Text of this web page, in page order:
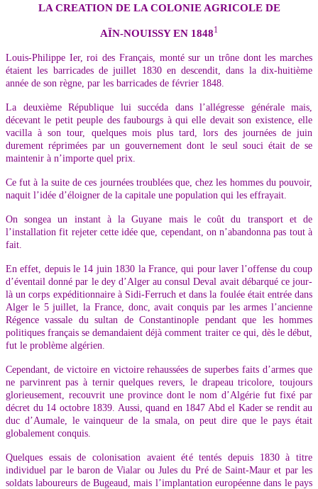
LA CREATION DE LA COLONIE AGRICOLE DE
AÏN-NOUISSY EN 18481
Louis-Philippe Ier, roi des Français, monté sur un trône dont les marches
étaient les barricades de juillet 1830 en descendit, dans la dix-huitième
année de son règne, par les barricades de février 1848.
La deuxième République lui succéda dans l’allégresse générale mais,
décevant le petit peuple des faubourgs à qui elle devait son existence, elle
vacilla à son tour, quelques mois plus tard, lors des journées de juin
durement réprimées par un gouvernement dont le seul souci était de se
maintenir à n’importe quel prix.
Ce fut à la suite de ces journées troublées que, chez les hommes du pouvoir,
naquit l’idée d’éloigner de la capitale une population qui les effrayait.
On songea un instant à la Guyane mais le coût du transport et de
l’installation fit rejeter cette idée que, cependant, on n’abandonna pas tout à
fait.
En effet, depuis le 14 juin 1830 la France, qui pour laver l’offense du coup
d’éventail donné par le dey d’Alger au consul Deval avait débarqué ce jour-
là un corps expéditionnaire à Sidi-Ferruch et dans la foulée était entrée dans
Alger le 5 juillet, la France, donc, avait conquis par les armes l’ancienne
Régence vassale du sultan de Constantinople pendant que les hommes
politiques français se demandaient déjà comment traiter ce qui, dès le début,
fut le problème algérien.
Cependant, de victoire en victoire rehaussées de superbes faits d’armes que
ne parvinrent pas à ternir quelques revers, le drapeau tricolore, toujours
glorieusement, recouvrit une province dont le nom d’Algérie fut fixé par
décret du 14 octobre 1839. Aussi, quand en 1847 Abd el Kader se rendit au
duc d’Aumale, le vainqueur de la smala, on peut dire que le pays était
globalement conquis.
Quelques essais de colonisation avaient été tentés depuis 1830 à titre
individuel par le baron de Vialar ou Jules du Pré de Saint-Maur et par les
soldats laboureurs de Bugeaud, mais l’implantation européenne dans le pays